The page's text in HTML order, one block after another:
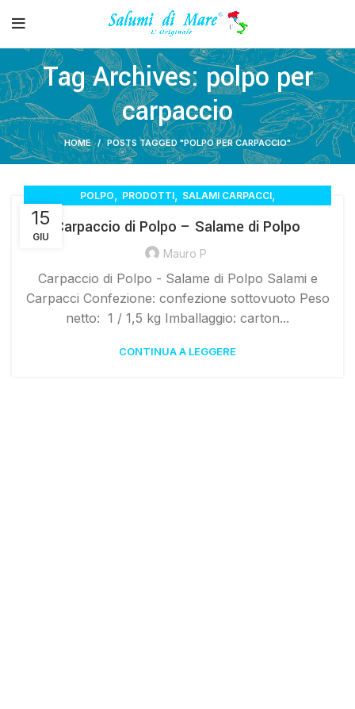
Tag Archives: polpo per
carpaccio
HOME POSTS TAGGED "POLPO PER CARPACCIO"
15
GIU
POLPO, PRODOTTI, SALAMI CARPACCI,
Carpaccio di Polpo – Salame di Polpo
Mauro P
Carpaccio di Polpo - Salame di Polpo Salami e
Carpacci Confezione: confezione sottovuoto Peso
netto: 1 / 1,5 kg Imballaggio: carton...
CONTINUA A LEGGERE